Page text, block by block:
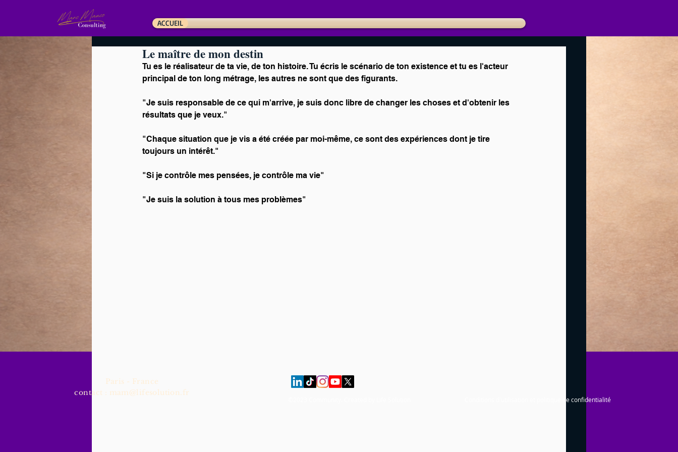
ACCUEIL
Le maître de mon destin
Tu es le réalisateur de ta vie, de ton histoire. Tu écris le scénario de ton existence et tu es l'acteur
principal de ton long métrage, les autres ne sont que des figurants.
"Je suis responsable de ce qui m'arrive, je suis donc libre de changer les choses et d'obtenir les
résultats que je veux."
"Chaque situation que je vis a été créée par moi-même, ce sont des expériences dont je tire
toujours un intérêt."
"Si je contrôle mes pensées, je contrôle ma vie"
"Je suis la solution à tous mes problèmes"
Paris - France
contact : mam@lifesolution.fr
Conditions d'utilisation et politique de confidentialité